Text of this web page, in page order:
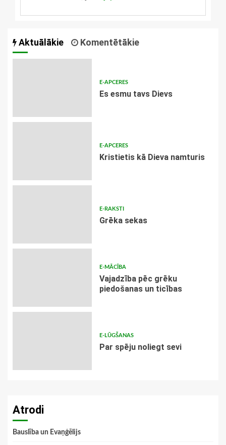
Aktuālākie Komentētākie
E-APCERES
Es esmu tavs Dievs
E-APCERES
Kristietis kā Dieva namturis
E-RAKSTI
Grēka sekas
E-MĀCĪBA
Vajadzība pēc grēku
piedošanas un ticības
E-LŪGŠANAS
Par spēju noliegt sevi
Atrodi
Bauslība un Evaņģēlijs